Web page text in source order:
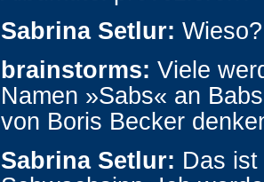
Sabrina Setlur: Wieso?
brainstorms: Viele
Namen »Sabs« an
von Boris Becker
Sabrina Setlur: Das ist